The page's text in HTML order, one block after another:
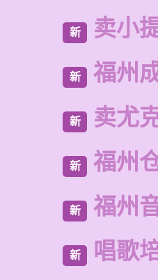
新 卖小
新 福州
新 卖尤
新 福州
新 福州
新 唱歌